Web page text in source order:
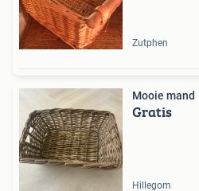
Zutphen
Mooie mand
Gratis
Hillegom